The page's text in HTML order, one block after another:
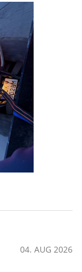
04. AUG 2026